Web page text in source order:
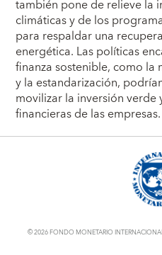
también pone de relieve la
climáticas y de los
para respaldar una
energética. Las políticas
finanza sostenible, como
y la estandarización,
movilizar la inversión verde
financieras de las empresas.
© 2026 FONDO MONETARIO